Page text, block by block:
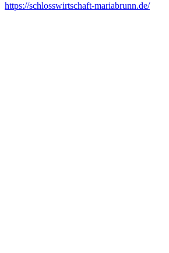
https://schlosswirtschaft-mariabrunn.de/